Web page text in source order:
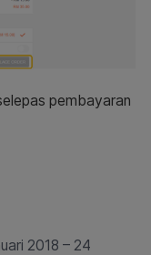
pembayaran
2018 – 24